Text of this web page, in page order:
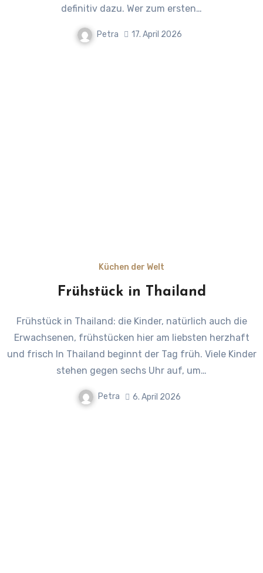
definitiv dazu. Wer zum ersten…
Petra 17. April 2026
Küchen der Welt
Frühstück in Thailand
Frühstück in Thailand: die Kinder, natürlich auch die
Erwachsenen, frühstücken hier am liebsten herzhaft
und frisch In Thailand beginnt der Tag früh. Viele Kinder
stehen gegen sechs Uhr auf, um…
Petra 6. April 2026